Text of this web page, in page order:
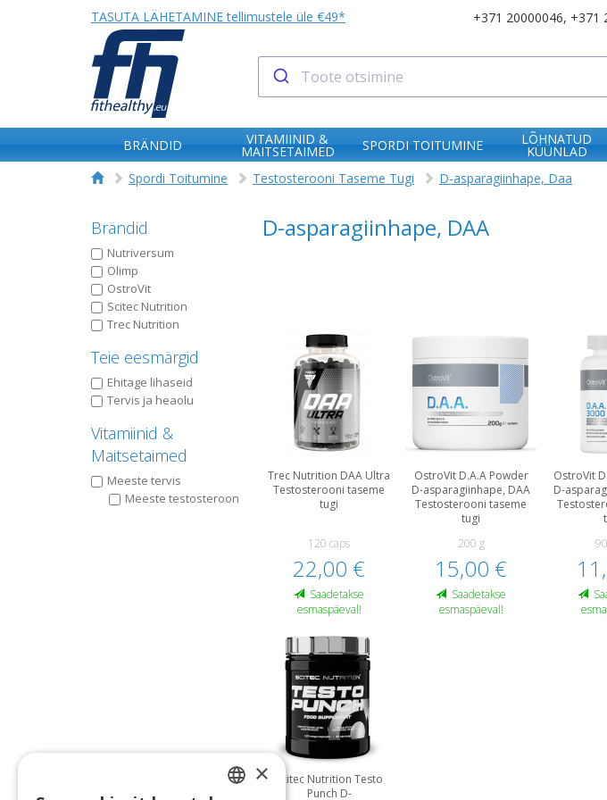
TASUTA LÄHETAMINE tellimustele üle €49* +371 20000046, +371
BRÄNDID VITAMIINID &
MAITSETAIMED SPORDI TOITUMINE LÕHNATUD
KÜÜNLAD
Spordi Toitumine
Testosterooni Taseme Tugi D-asparagiinhape, Daa
Brändid
Nutriversum
Olimp
OstroVit
Scitec Nutrition
Trec Nutrition
Teie eesmärgid
Ehitage lihaseid
Tervis ja heaolu
Vitamiinid &
Maitsetaimed
Meeste tervis
Meeste testosteroon
D-asparagiinhape, DAA
Trec Nutrition DAA Ultra
Testosterooni taseme
tugi
120 caps
22,00 €
Saadetakse
esmaspäeval!
OstroVit D.A.A Powder
D-asparagiinhape, DAA
Testosterooni taseme
tugi
200 g
15,00 €
Saadetakse
esmaspäeval!
OstroVit
D-
Scitec Nutrition Testo
Punch D-
×